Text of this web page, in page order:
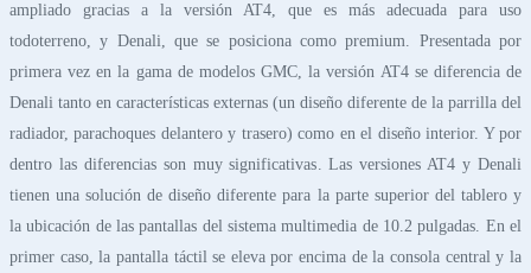
ampliado gracias a la versión AT4, que es más adecuada para uso
todoterreno, y Denali, que se posiciona como premium. Presentada por
primera vez en la gama de modelos GMC, la versión AT4 se diferencia de
Denali tanto en características externas (un diseño diferente de la parrilla del
radiador, parachoques delantero y trasero) como en el diseño interior. Y por
dentro las diferencias son muy significativas. Las versiones AT4 y Denali
tienen una solución de diseño diferente para la parte superior del tablero y
la ubicación de las pantallas del sistema multimedia de 10.2 pulgadas. En el
primer caso, la pantalla táctil se eleva por encima de la consola central y la